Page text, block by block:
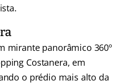
mirante panorâmico 360º
Costanera, em
o prédio mais alto da